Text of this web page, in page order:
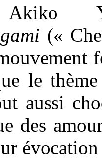
Akiko
(«
le
aussi
des